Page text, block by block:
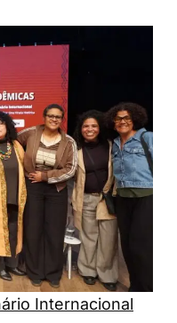
Internacional